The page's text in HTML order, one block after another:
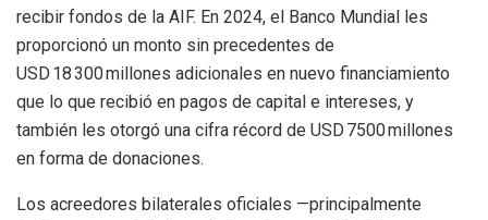
recibir fondos de la AIF. En 2024, el Banco Mundial les
proporcionó un monto sin precedentes de
USD 18 300 millones adicionales en nuevo financiamiento
que lo que recibió en pagos de capital e intereses, y
también les otorgó una cifra récord de USD 7500 millones
en forma de donaciones.
Los acreedores bilaterales oficiales —principalmente